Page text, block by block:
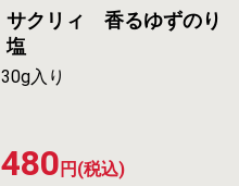
サクリィ 香るゆずのり
塩
30g入り
480 円(税込)